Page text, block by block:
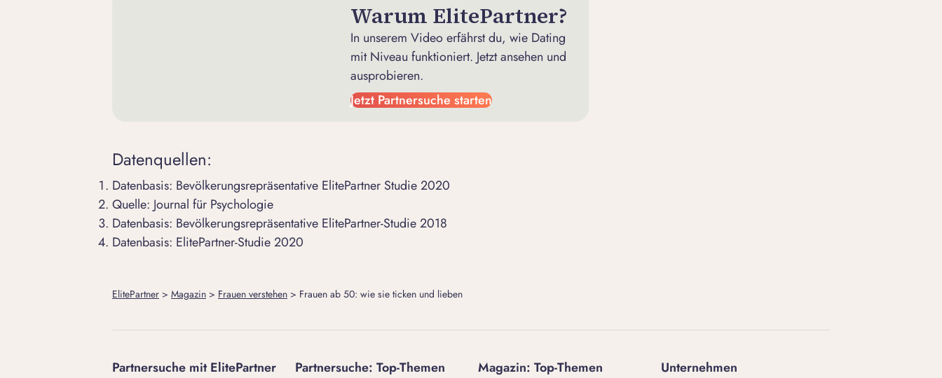
Warum ElitePartner?
In unserem Video erfährst du, wie Dating
mit Niveau funktioniert. Jetzt ansehen und
ausprobieren.
Jetzt Partnersuche starten
Datenquellen:
Datenbasis: Bevölkerungsrepräsentative ElitePartner Studie 2020
Quelle: Journal für Psychologie
Datenbasis: Bevölkerungsrepräsentative ElitePartner-Studie 2018
Datenbasis: ElitePartner-Studie 2020
ElitePartner > Magazin > Frauen verstehen > Frauen ab 50: wie sie ticken und lieben
Partnersuche mit ElitePartner Partnersuche: Top-Themen Magazin: Top-Themen Unternehmen